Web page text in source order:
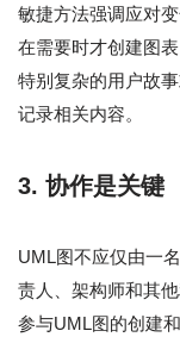
敏捷方法强调应对
在需要时才创建图
特别复杂的用户故
记录相关内容。
3. 协作是关键
UML图不应仅由一
责人、架构师和其
参与UML图的创建